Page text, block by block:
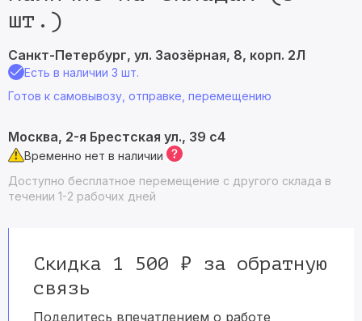
шт.)
Санкт-Петербург, ул. Заозёрная, 8, корп. 2Л
Есть в наличии 3 шт.
Готов к самовывозу, отправке, перемещению
Москва, 2-я Брестская ул., 39 с4
Временно нет в наличии
Доступно бесплатное перемещение с другого склада в
течении 1-2 рабочих дней
Скидка 1 500 ₽ за обратную
связь
Поделитесь впечатлением о работе